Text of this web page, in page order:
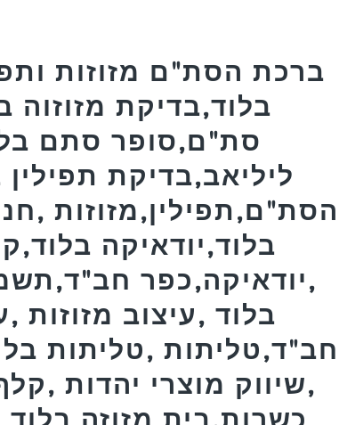
ברכת הסת"ם מזוזות
בלוד,בדיקת מזוזוה
סת"ם,סופר סתם
ליליאב,בדיקת
הסת"ם,תפילין,מזוזות
בלוד,יודאיקה
,יודאיקה,כפר
בלוד ,עיצוב מזוזות
חב"ד,טליתות ,טליתות
,שיווק מוצרי יהדות